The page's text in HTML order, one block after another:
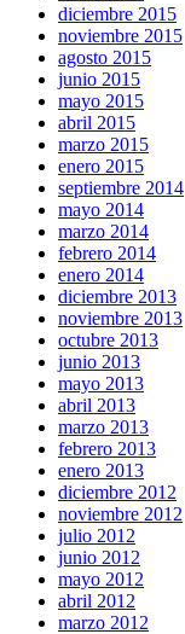
diciembre 2015
noviembre 2015
agosto 2015
junio 2015
mayo 2015
abril 2015
marzo 2015
enero 2015
septiembre 2014
mayo 2014
marzo 2014
febrero 2014
enero 2014
diciembre 2013
noviembre 2013
octubre 2013
junio 2013
mayo 2013
abril 2013
marzo 2013
febrero 2013
enero 2013
diciembre 2012
noviembre 2012
julio 2012
junio 2012
mayo 2012
abril 2012
marzo 2012